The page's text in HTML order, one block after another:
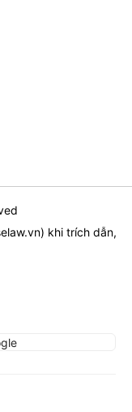
) khi trích dẫn,